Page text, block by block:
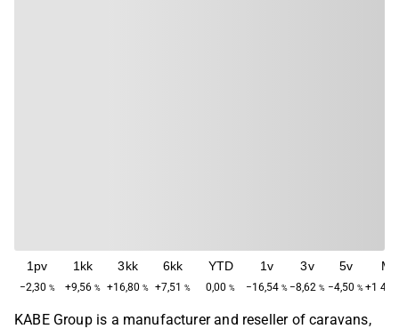
1pv
−2,30 %
1kk
+9,56 %
3kk
+16,80 %
6kk
+7,51 %
YTD
0,00 %
1v
−16,54 %
3v
−8,62 %
5v
−4,50 % +1
KABE Group is a manufacturer and reseller of caravans,